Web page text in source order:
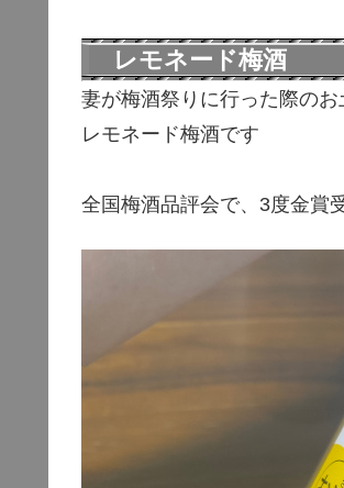
レモネード梅酒
妻が梅酒祭りに行った際のお
レモネード梅酒です
全国梅酒品評会で、3度金賞